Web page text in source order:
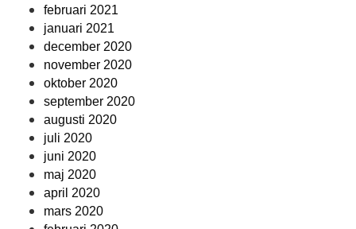
februari 2021
januari 2021
december 2020
november 2020
oktober 2020
september 2020
augusti 2020
juli 2020
juni 2020
maj 2020
april 2020
mars 2020